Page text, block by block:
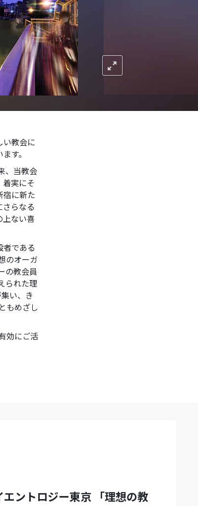
い教会に
す。
、当教会
着実にそ
宿に新た
らなる
上ない喜
者である
のオーガ
の教会員
られた理
い、き
もめざし
効にご活
ントロジー東京 「理想の教